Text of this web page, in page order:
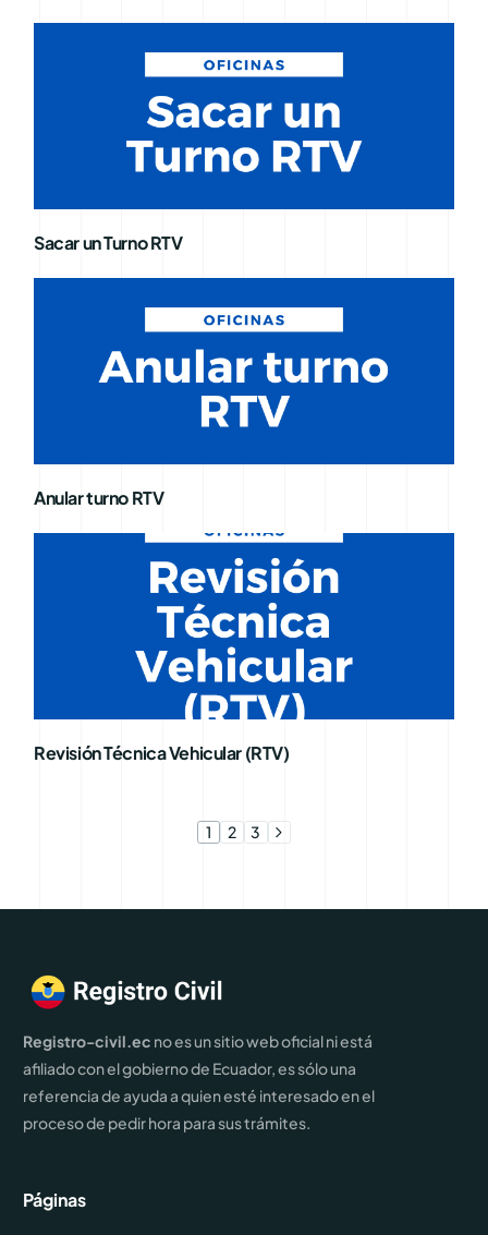
Sacar un Turno RTV
Anular turno RTV
Revisión Técnica Vehicular (RTV)
1 2 3
Registro-civil.ec no es un sitio web oficial ni está
afiliado con el gobierno de Ecuador, es sólo una
referencia de ayuda a quien esté interesado en el
proceso de pedir hora para sus trámites.
Páginas